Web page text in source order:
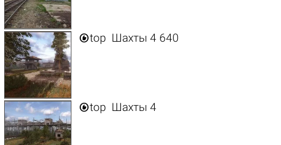
top Шахты 4 640
top Шахты 4